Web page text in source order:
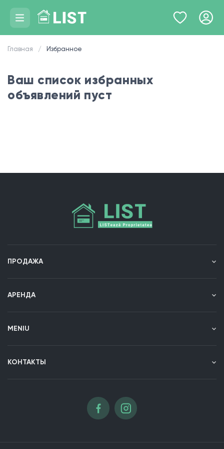
Главная Избранное
Ваш список избранных
объявлений пуст
ПРОДАЖА
АРЕНДА
МENIU
КОНТАКТЫ